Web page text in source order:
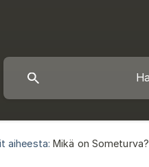
aiheesta: Mikä on Someturva?